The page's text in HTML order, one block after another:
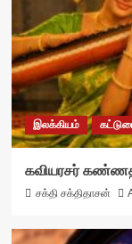
இலக்கியம்
கவியரசர்
சக்தி சக்திதாசன்